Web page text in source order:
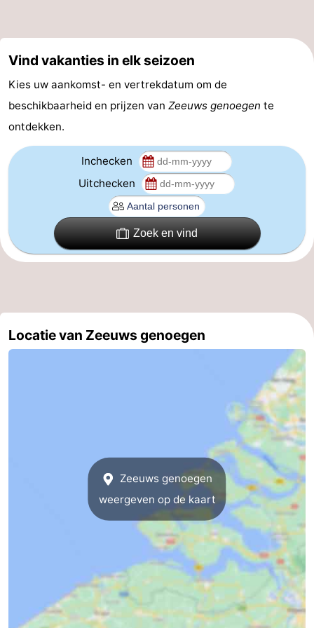
Praktisch
Forum
Nieuws
Zeeland
Oosterschelde
Haamstede
Natuur
Walcheren
Vind vakanties in elk seizoen
Kies uw aankomst- en vertrekdatum om de
beschikbaarheid en prijzen van Zeeuws genoegen te
ontdekken.
Inchecken
Uitchecken
Zoek en vind
Locatie van Zeeuws genoegen
Zeeuws genoegen
weergeven op de kaart